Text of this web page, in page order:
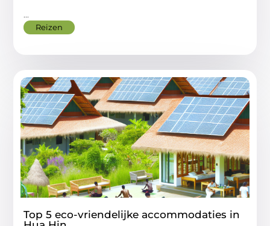
...
Reizen
Top 5 eco-vriendelijke accommodaties in